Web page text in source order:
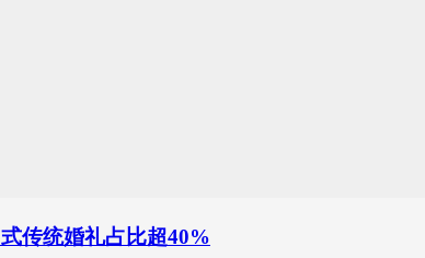
传统婚礼占比超40%